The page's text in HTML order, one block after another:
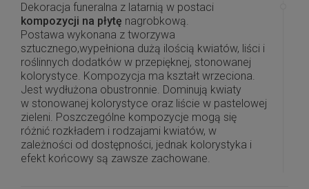
Dekoracja funeralna z latarnią w postaci
kompozycji na płytę nagrobkową.
Postawa wykonana z tworzywa
sztucznego,wypełniona dużą ilością kwiatów, liści i
roślinnych dodatków w przepięknej, stonowanej
kolorystyce. Kompozycja ma kształt wrzeciona.
Jest wydłużona obustronnie. Dominują kwiaty
w stonowanej kolorystyce oraz liście w pastelowej
zieleni. Poszczególne kompozycje mogą się
różnić rozkładem i rodzajami kwiatów, w
zależności od dostępności, jednak kolorystyka i
efekt końcowy są zawsze zachowane.